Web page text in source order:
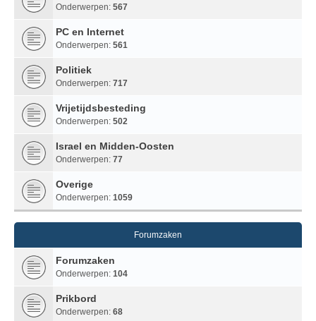
Onderwerpen: 567
PC en Internet
Onderwerpen: 561
Politiek
Onderwerpen: 717
Vrijetijdsbesteding
Onderwerpen: 502
Israel en Midden-Oosten
Onderwerpen: 77
Overige
Onderwerpen: 1059
Forumzaken
Forumzaken
Onderwerpen: 104
Prikbord
Onderwerpen: 68